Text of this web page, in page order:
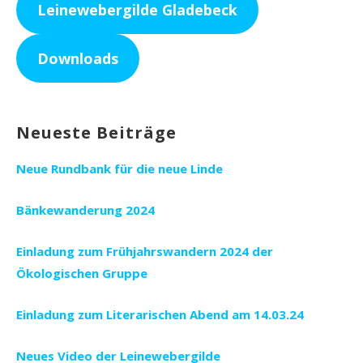
Leinewebergilde Gladebeck
Downloads
Neueste Beiträge
Neue Rundbank für die neue Linde
Bänkewanderung 2024
Einladung zum Frühjahrswandern 2024 der
Ökologischen Gruppe
Einladung zum Literarischen Abend am 14.03.24
Neues Video der Leinewebergilde